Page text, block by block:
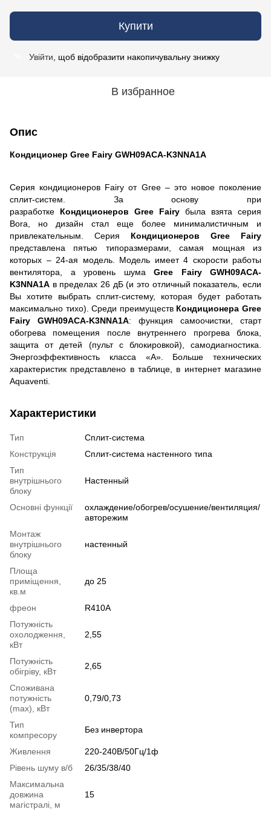
Купити
Увійти , щоб відобразити накопичувальну знижку
В избранное
Опис
Кондиционер Gree Fairy GWH09ACA-K3NNA1A
Серия кондиционеров Fairy от Gree – это новое поколение
сплит-систем. За основу при
разработке Кондиционеров Gree Fairy была взята серия
Bora, но дизайн стал еще более минималистичным и
привлекательным. Серия Кондиционеров Gree Fairy
представлена пятью типоразмерами, самая мощная из
которых – 24-ая модель. Модель имеет 4 скорости работы
вентилятора, а уровень шума Gree Fairy GWH09ACA-
K3NNA1A в пределах 26 дБ (и это отличный показатель, если
Вы хотите выбрать сплит-систему, которая будет работать
максимально тихо). Среди преимуществ КондиционераGree
Fairy GWH09ACA-K3NNA1A: функция самоочистки, старт
обогрева помещения после внутреннего прогрева блока,
защита от детей (пульт с блокировкой), самодиагностика.
Энергоэффективность класса «А». Больше технических
характеристик представлено в таблице, в интернет магазине
Aquaventi.
Характеристики
Тип
Сплит-система
Конструкція
Cплит-система настенного типа
Тип
внутрішнього
блоку
Настенный
Основні функції
охлаждение/обогрев/осушение/вентиляция/
авторежим
Монтаж
внутрішнього
блоку
настенный
Площа
приміщення,
кв.м
до 25
фреон
R410A
Потужність
охолодження,
кВт
2,55
Потужність
обігріву, кВт
2,65
Споживана
потужність
(max), кВт
0,79/0,73
Тип
компресору
Без инвертора
Живлення
220-240В/50Гц/1ф
Рівень шуму в/б
26/35/38/40
Максимальна
довжина
магістралі, м
15